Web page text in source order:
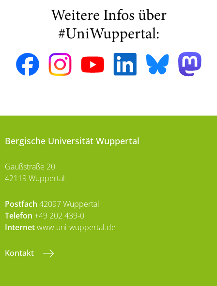
Weitere Infos über
#UniWuppertal:
Bergische Universität Wuppertal
Gaußstraße 20
42119 Wuppertal
Postfach 42097 Wuppertal
Telefon +49 202 439-0
Internetwww.uni-wuppertal.de
Kontakt